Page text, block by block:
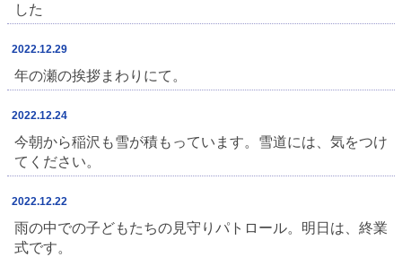
した
2022.12.29
年の瀬の挨拶まわりにて。
2022.12.24
⁡今朝から稲沢も雪が積もっています。雪道には、気をつけ
てください。
2022.12.22
雨の中での子どもたちの見守りパトロール。⁡明日は、終業
式です。